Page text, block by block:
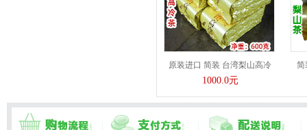
原装进口 简装 台湾梨山高冷
1000.0元
简